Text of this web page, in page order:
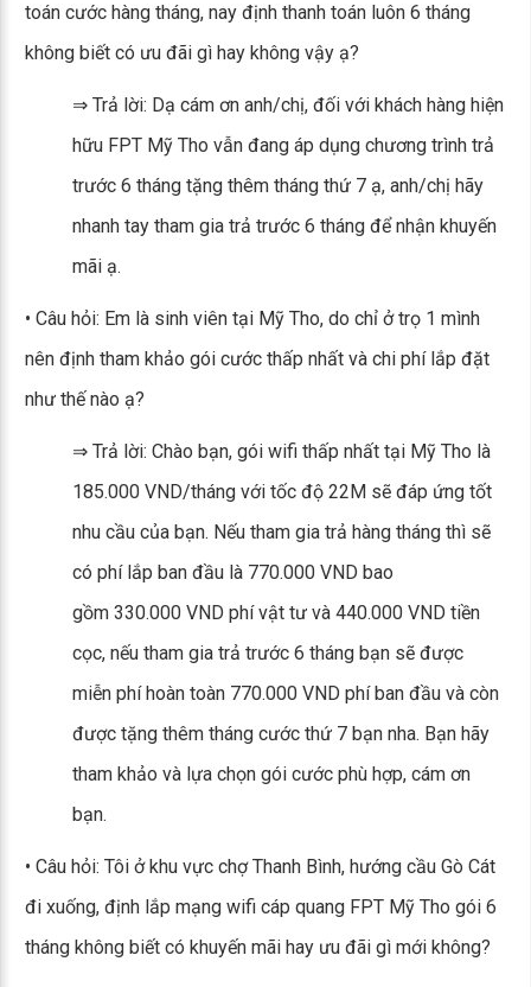
toán cước hàng tháng, nay định thanh toán luôn 6 tháng
không biết có ưu đãi gì hay không vậy ạ?
⇒ Trả lời: Dạ cám ơn anh/chị, đối với khách hàng hiện
hữu FPT Mỹ Tho vẫn đang áp dụng chương trình trả
trước 6 tháng tặng thêm tháng thứ 7 ạ, anh/chị hãy
nhanh tay tham gia trả trước 6 tháng để nhận khuyến
mãi ạ.
• Câu hỏi: Em là sinh viên tại Mỹ Tho, do chỉ ở trọ 1 mình
nên định tham khảo gói cước thấp nhất và chi phí lắp đặt
như thế nào ạ?
⇒ Trả lời: Chào bạn, gói wifi thấp nhất tại Mỹ Tho là
185.000 VND/tháng với tốc độ 22M sẽ đáp ứng tốt
nhu cầu của bạn. Nếu tham gia trả hàng tháng thì sẽ
có phí lắp ban đầu là 770.000 VND bao
gồm 330.000 VND phí vật tư và 440.000 VND tiền
cọc, nếu tham gia trả trước 6 tháng bạn sẽ được
miễn phí hoàn toàn 770.000 VND phí ban đầu và còn
được tặng thêm tháng cước thứ 7 bạn nha. Bạn hãy
tham khảo và lựa chọn gói cước phù hợp, cám ơn
bạn.
• Câu hỏi: Tôi ở khu vực chợ Thanh Bình, hướng cầu Gò Cát
đi xuống, định lắp mạng wifi cáp quang FPT Mỹ Tho gói 6
tháng không biết có khuyến mãi hay ưu đãi gì mới không?